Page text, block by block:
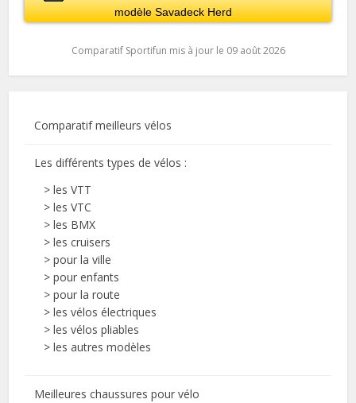
modèle Savadeck Herd
Comparatif Sportifun mis à jour le 09 août 2026
Comparatif meilleurs vélos
Les différents types de vélos :
>les VTT
>les VTC
>les BMX
>les cruisers
>pour la ville
>pour enfants
>pour la route
>les vélos électriques
>les vélos pliables
>les autres modèles
Meilleures chaussures pour vélo